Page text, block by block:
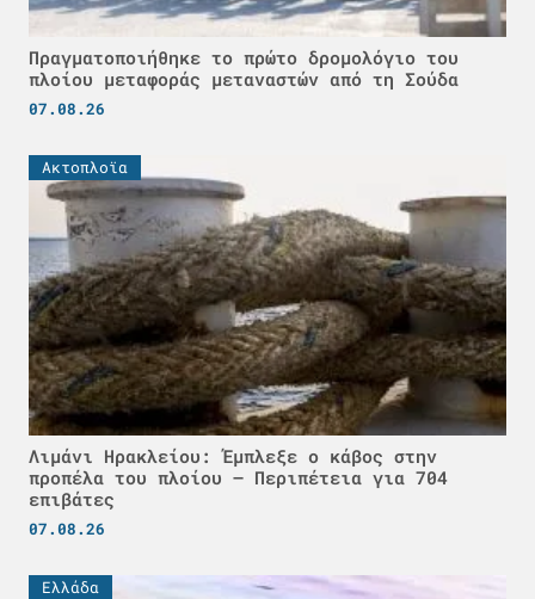
Πραγματοποιήθηκε το πρώτο δρομολόγιο του
πλοίου μεταφοράς μεταναστών από τη Σούδα
07.08.26
Ακτοπλοϊα
Λιμάνι Ηρακλείου: Έμπλεξε ο κάβος στην
προπέλα του πλοίου – Περιπέτεια για 704
επιβάτες
07.08.26
Ελλάδα